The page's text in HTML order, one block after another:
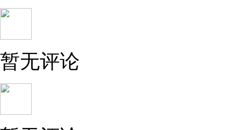
暂无评论